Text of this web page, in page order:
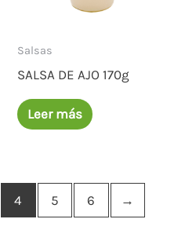
Salsas
SALSA DE AJO 170g
Leer más
4 5 6 →